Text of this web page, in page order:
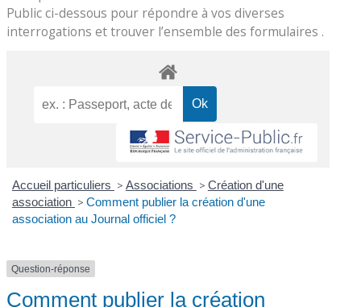
Public ci-dessous pour répondre à vos diverses
interrogations et trouver l’ensemble des formulaires .
Accueil particuliers > Associations > Création d'une
association > Comment publier la création d'une
association au Journal officiel ?
Question-réponse
Comment publier la création